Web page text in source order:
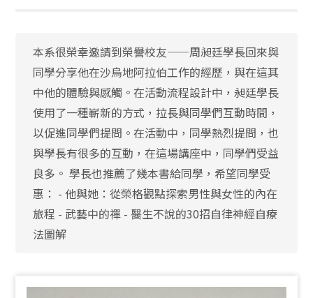
本系很榮幸邀請到榮譽校友——周昶廷學長回來與
同學分享他在沙烏地阿拉伯工作的經歷，與在這其
中他的體驗與感觸。在活動流程設計中，昶廷學長
使用了一種嶄新的方式，拉長與同學們互動時間，
以促進同學們提問。在活動中，同學熱烈提問，也
與學長有很多的互動，在這場講座中，同學們受益
良多。 學長也推薦了幾本書給同學，希望同學受
惠： - 他與她：從榮格觀點探索男性與女性的內在
旅程 - 武藝中的禪 - 醫生不說的30招自律神經自療
法圖解